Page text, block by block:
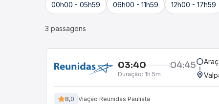
00h00 - 05h59 06h00 - 11h59 12h00 - 17h59
3 passagens
03:40 04:45
Duração: 1h 5m
8,0 Viação Reunidas Paulista